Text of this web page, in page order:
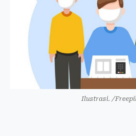
Ilustrasi. /